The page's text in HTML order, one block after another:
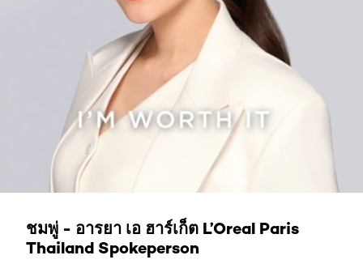
ชมพู่ - อารยา เอ ฮาร์เก็ต L’Oreal Paris
Thailand Spokeperson